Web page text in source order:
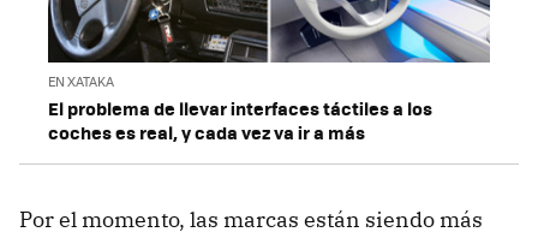
EN XATAKA
El problema de llevar interfaces táctiles a los
coches es real, y cada vez va ir a más
Por el momento, las marcas están siendo más